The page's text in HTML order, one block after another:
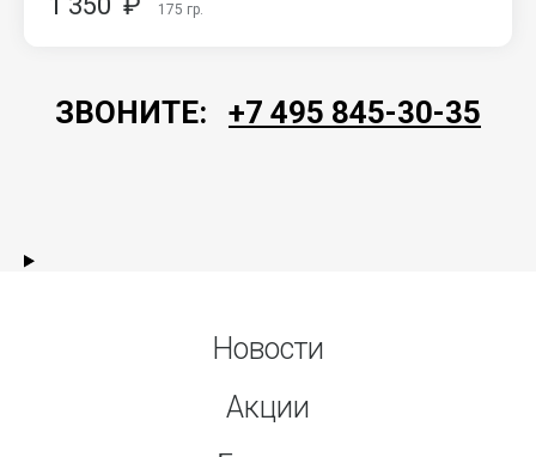
175 гр.
ЗВОНИТЕ: +7 495 845-30-35
Новости
Акции